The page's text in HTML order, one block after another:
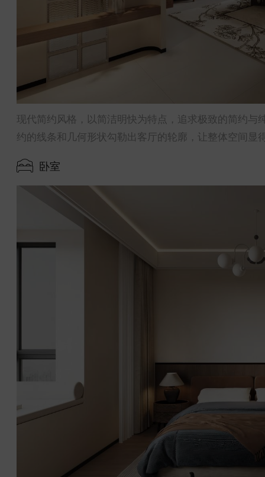
现代简约风格，以简洁明快为特点，追求极致的简约
约的线条和几何形状勾勒出客厅的轮廓，让整体空间显
卧室